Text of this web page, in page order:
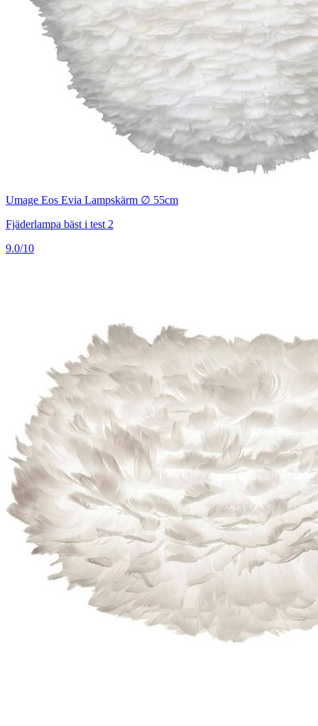
Umage Eos Evia Lampskärm ∅ 55cm
Fjäderlampa bäst i test 2
9.0/10